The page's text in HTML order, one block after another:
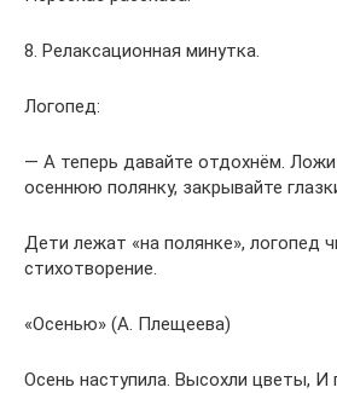
8. Релаксационная минутка.
Логопед:
— А теперь давайте отдохнём.
осеннюю полянку, закрывайте
Дети лежат «на полянке», логопед
стихотворение.
«Осенью» (А. Плещеева)
Осень наступила. Высохли цветы, И